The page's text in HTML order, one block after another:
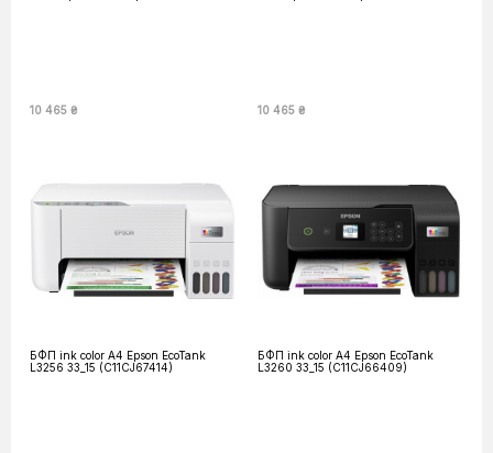
10 465 ₴ 10 465 ₴
БФП ink color A4 Epson EcoTank
L3256 33_15 (C11CJ67414)
БФП ink color A4 Epson EcoTank
L3260 33_15 (C11CJ66409)